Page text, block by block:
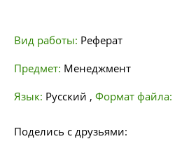
Вид работы: Реферат
Предмет: Менеджмент
Язык: Русский , Формат файла:
Поделись с друзьями: